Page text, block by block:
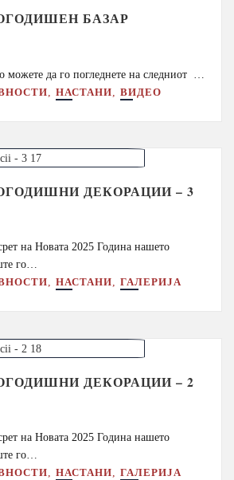
БАЗАР
можете да го погледнете на следниот …
,НАСТАНИ ,ВИДЕО
ДЕКОРАЦИИ – 3
на Новата 2025 Година нашето
го…
,НАСТАНИ,ГАЛЕРИЈА
ДЕКОРАЦИИ – 2
на Новата 2025 Година нашето
го…
,НАСТАНИ,ГАЛЕРИЈА